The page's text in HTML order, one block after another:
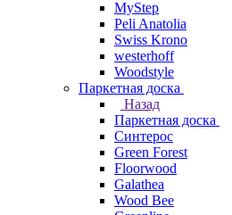
MyStep
Peli Anatolia
Swiss Krono
westerhoff
Woodstyle
Паркетная доска
Назад
Паркетная доска
Синтерос
Green Forest
Floorwood
Galathea
Wood Bee